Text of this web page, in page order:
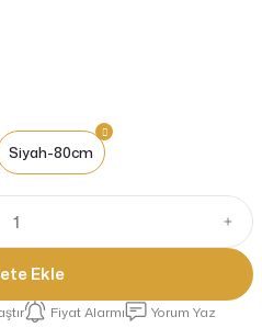
Siyah-80cm
Ekle
Fiyat Alarmı
Yorum Yaz